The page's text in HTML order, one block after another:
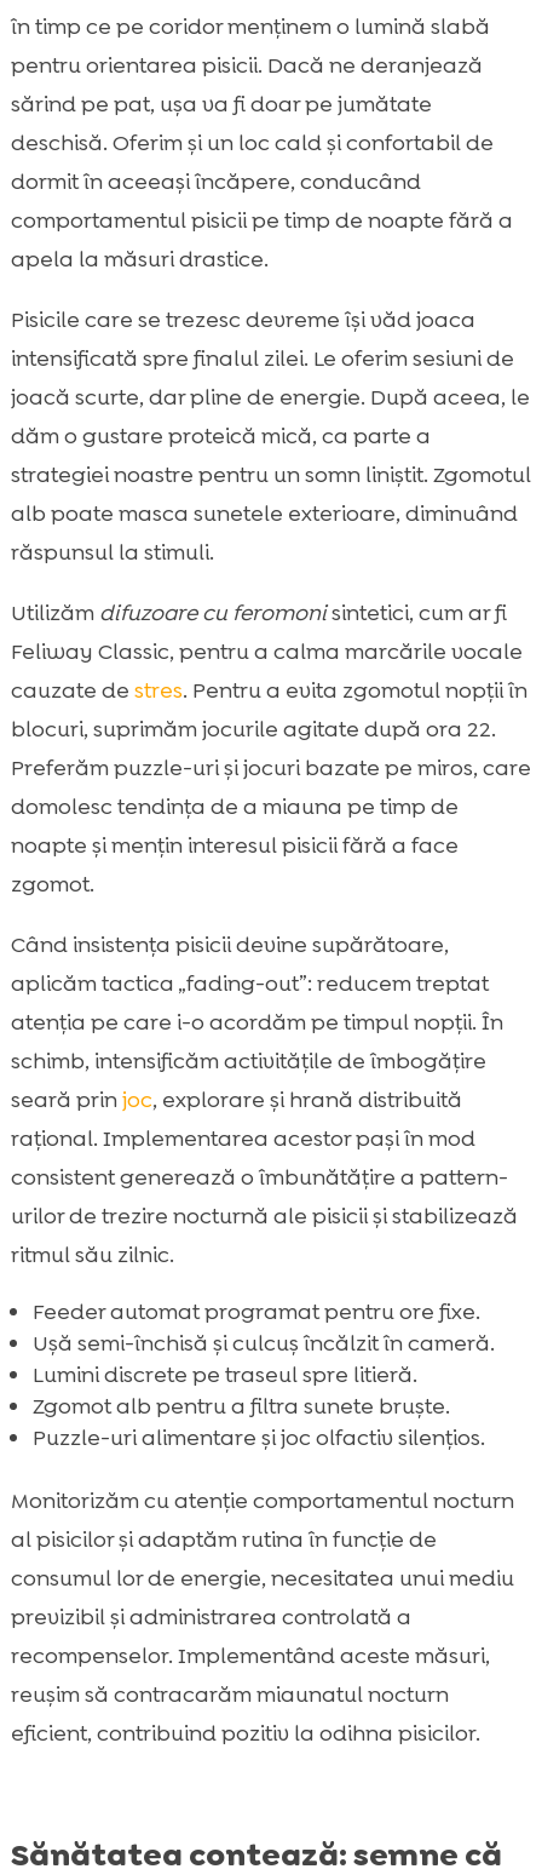
în timp ce pe coridor menținem o lumină slabă
pentru orientarea pisicii. Dacă ne deranjează
sărind pe pat, ușa va fi doar pe jumătate
deschisă. Oferim și un loc cald și confortabil de
dormit în aceeași încăpere, conducând
comportamentul pisicii pe timp de noapte fără a
apela la măsuri drastice.
Pisicile care se trezesc devreme își văd joaca
intensificată spre finalul zilei. Le oferim sesiuni de
joacă scurte, dar pline de energie. După aceea, le
dăm o gustare proteică mică, ca parte a
strategiei noastre pentru un somn liniștit. Zgomotul
alb poate masca sunetele exterioare, diminuând
răspunsul la stimuli.
Utilizăm difuzoare cu feromonisintetici, cum ar fi
Feliway Classic, pentru a calma marcările vocale
cauzate de stres. Pentru a evita zgomotul nopții în
blocuri, suprimăm jocurile agitate după ora 22.
Preferăm puzzle-uri și jocuri bazate pe miros, care
domolesc tendința de a miauna pe timp de
noapte și mențin interesul pisicii fără a face
zgomot.
Când insistența pisicii devine supărătoare,
aplicăm tactica „fading-out”: reducem treptat
atenția pe care i-o acordăm pe timpul nopții. În
schimb, intensificăm activitățile de îmbogățire
seară prinjoc, explorare și hrană distribuită
rațional. Implementarea acestor pași în mod
consistent generează o îmbunătățire a pattern-
urilor de trezire nocturnă ale pisicii și stabilizează
ritmul său zilnic.
Feeder automat programat pentru ore fixe.
Ușă semi-închisă și culcuș încălzit în cameră.
Lumini discrete pe traseul spre litieră.
Zgomot alb pentru a filtra sunete bruște.
Puzzle-uri alimentare și joc olfactiv silențios.
Monitorizăm cu atenție comportamentul nocturn
al pisicilor și adaptăm rutina în funcție de
consumul lor de energie, necesitatea unui mediu
previzibil și administrarea controlată a
recompenselor. Implementând aceste măsuri,
reușim să contracarăm miaunatul nocturn
eficient, contribuind pozitiv la odihna pisicilor.
Sănătatea contează: semne că